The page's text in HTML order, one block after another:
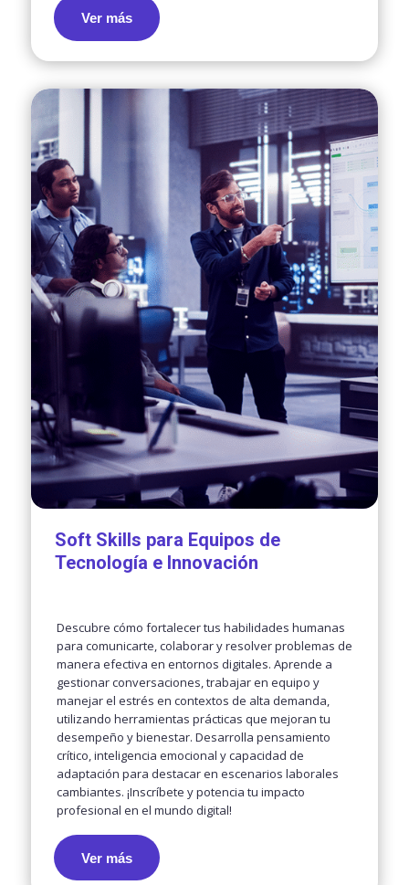
Ver más
Soft Skills para Equipos de
Tecnología e Innovación
Descubre cómo fortalecer tus habilidades humanas
para comunicarte, colaborar y resolver problemas de
manera efectiva en entornos digitales. Aprende a
gestionar conversaciones, trabajar en equipo y
manejar el estrés en contextos de alta demanda,
utilizando herramientas prácticas que mejoran tu
desempeño y bienestar. Desarrolla pensamiento
crítico, inteligencia emocional y capacidad de
adaptación para destacar en escenarios laborales
cambiantes. ¡Inscríbete y potencia tu impacto
profesional en el mundo digital!
Ver más